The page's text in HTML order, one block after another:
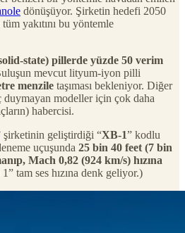
dönüşüyor. Şirketin hedefi 2050
yakıtını bu yöntemle
state) pillerde yüzde 50 verim
mevcut lityum-iyon pilli
menzile taşıması bekleniyor. Diğer
modeller için çok daha
habercisi.
şirketinin geliştirdiği “XB-1” kodlu
uçuşunda 25 bin 40 feet (7 bin
Mach 0,82 (924 km/s) hızına
tam ses hızına denk geliyor.)